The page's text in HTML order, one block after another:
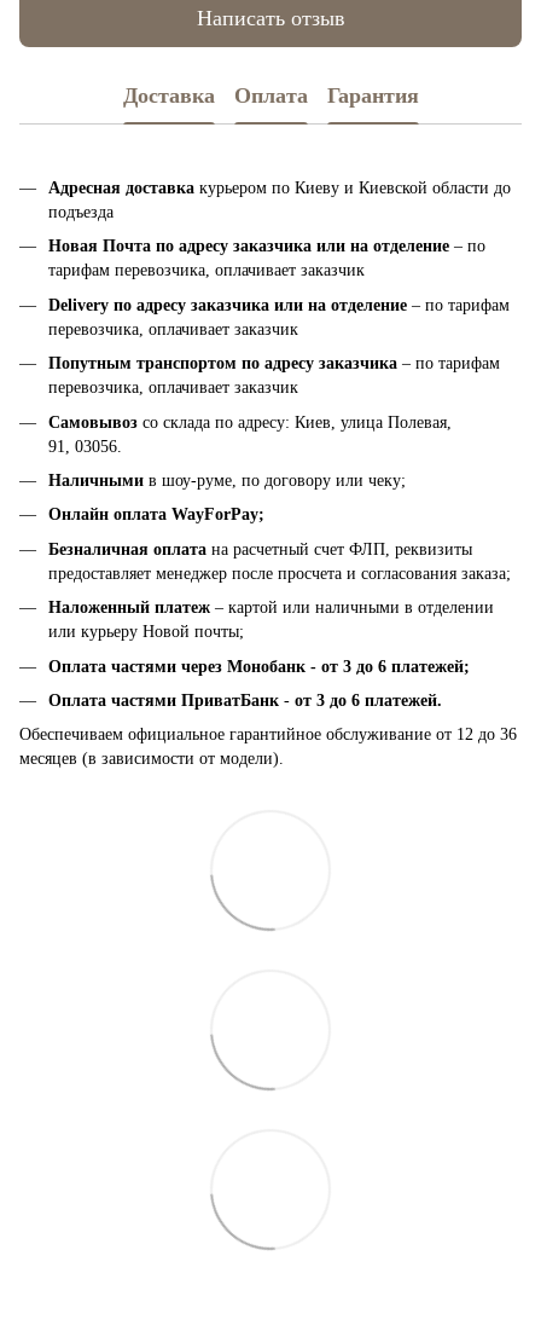
Написать отзыв
Доставка Оплата Гарантия
Адресная доставка курьером по Киеву и Киевской области до
подъезда
Новая Почта по адресу заказчика или на отделение – по
тарифам перевозчика, оплачивает заказчик
Delivery по адресу заказчика или на отделение – по тарифам
перевозчика, оплачивает заказчик
Попутным транспортом по адресу заказчика – по тарифам
перевозчика, оплачивает заказчик
Самовывоз со склада по адресу: Киев, улица Полевая,
91, 03056.
Наличными в шоу-руме, по договору или чеку;
Онлайн оплата WayForPay;
Безналичная оплата на расчетный счет ФЛП, реквизиты
предоставляет менеджер после просчета и согласования заказа;
Наложенный платеж – картой или наличными в отделении
или курьеру Новой почты;
Оплата частями через Монобанк - от 3 до 6 платежей;
Оплата частями ПриватБанк - от 3 до 6 платежей.
Обеспечиваем официальное гарантийное обслуживание от 12 до 36
месяцев (в зависимости от модели).